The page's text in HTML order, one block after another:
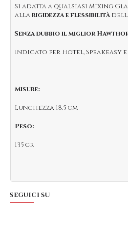
Si adatta a qualsiasi Mixing
allarigidezza e flessibilità
Senza dubbio il miglior
Indicato per Hotel, Speakeasy e
Misure:
Lunghezza 18.5 cm
Peso:
135 gr
SEGUICI SU